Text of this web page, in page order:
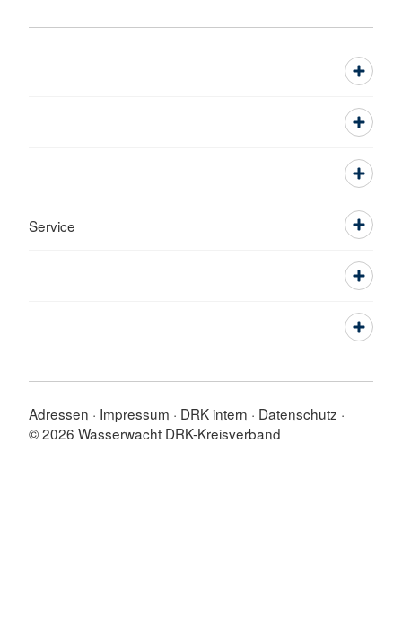
Service
Adressen Impressum DRK intern
Datenschutz
© 2026 Wasserwacht DRK-Kreisverband